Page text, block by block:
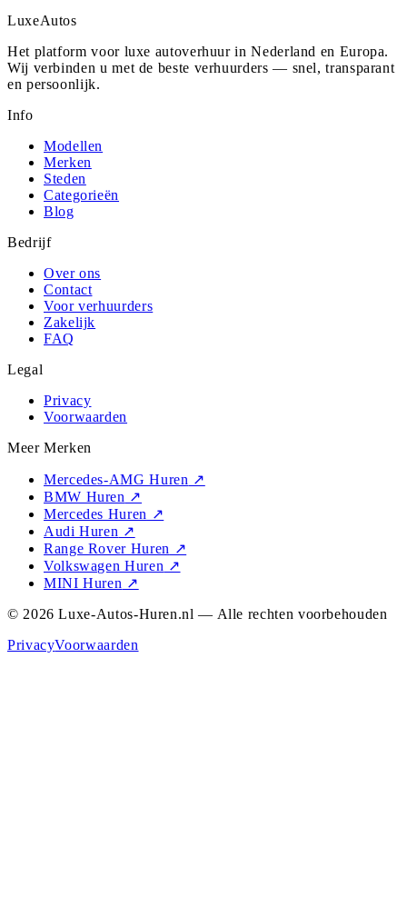
LuxeAutos
Het platform voor luxe autoverhuur in Nederland en Europa.
Wij verbinden u met de beste verhuurders — snel, transparant
en persoonlijk.
Info
Modellen
Merken
Steden
Categorieën
Blog
Bedrijf
Over ons
Contact
Voor verhuurders
Zakelijk
FAQ
Legal
Privacy
Voorwaarden
Meer Merken
Mercedes-AMG Huren ↗
BMW Huren ↗
Mercedes Huren ↗
Audi Huren ↗
Range Rover Huren ↗
Volkswagen Huren ↗
MINI Huren ↗
© 2026 Luxe-Autos-Huren.nl — Alle rechten voorbehouden
PrivacyVoorwaarden